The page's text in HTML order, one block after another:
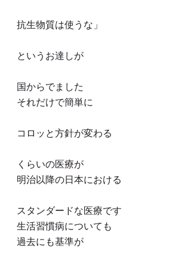
抗生物質は使うな」
というお達しが
国からでました
それだけで簡単に
コロッと方針が変わる
くらいの医療が
明治以降の日本における
スタンダードな医療です
生活習慣病についても
過去にも基準が